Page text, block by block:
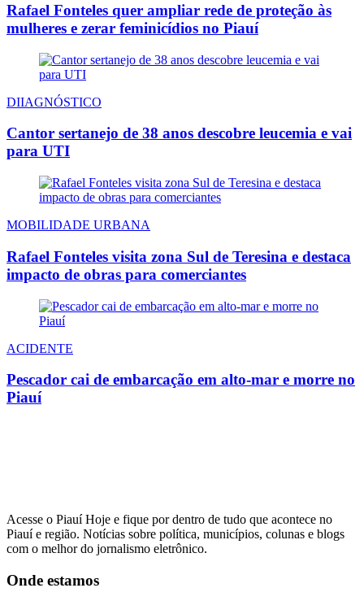
Rafael Fonteles quer ampliar rede de proteção às
mulheres e zerar feminicídios no Piauí
DIIAGNÓSTICO
Cantor sertanejo de 38 anos descobre leucemia e vai
para UTI
MOBILIDADE URBANA
Rafael Fonteles visita zona Sul de Teresina e destaca
impacto de obras para comerciantes
ACIDENTE
Pescador cai de embarcação em alto-mar e morre no
Piauí
Acesse o Piauí Hoje e fique por dentro de tudo que acontece no
Piauí e região. Notícias sobre política, municípios, colunas e blogs
com o melhor do jornalismo eletrônico.
Onde estamos